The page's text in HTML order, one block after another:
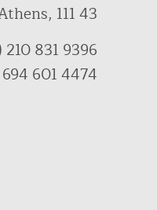
111 43
831 9396
601 4474